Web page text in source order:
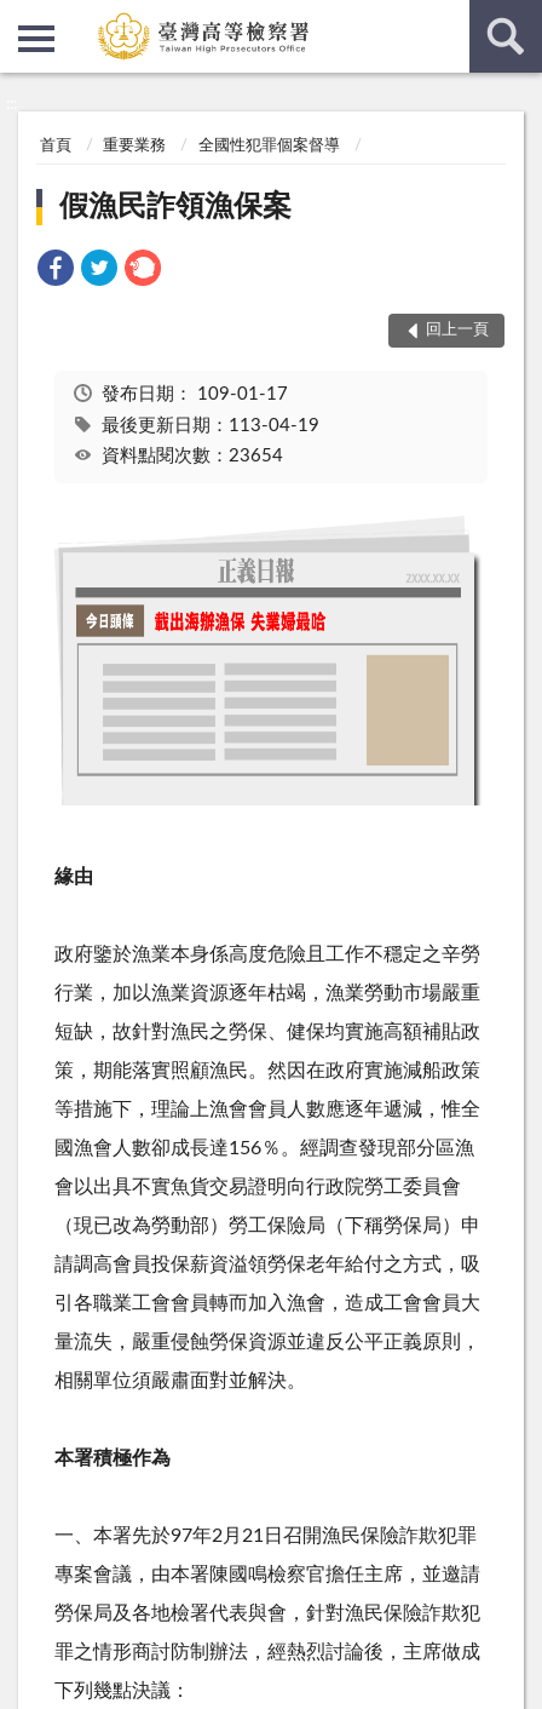
首頁 重要業務 全國性犯罪個案督導
假漁民詐領漁保案
回上一頁
發布日期： 109-01-17
最後更新日期：113-04-19
資料點閱次數：23654
緣由
政府鑒於漁業本身係高度危險且工作不穩定之辛勞
行業，加以漁業資源逐年枯竭，漁業勞動市場嚴重
短缺，故針對漁民之勞保、健保均實施高額補貼政
策，期能落實照顧漁民。然因在政府實施減船政策
等措施下，理論上漁會會員人數應逐年遞減，惟全
國漁會人數卻成長達156％。經調查發現部分區漁
會以出具不實魚貨交易證明向行政院勞工委員會
（現已改為勞動部）勞工保險局（下稱勞保局）申
請調高會員投保薪資溢領勞保老年給付之方式，吸
引各職業工會會員轉而加入漁會，造成工會會員大
量流失，嚴重侵蝕勞保資源並違反公平正義原則，
相關單位須嚴肅面對並解決。
本署積極作為
一、本署先於97年2月21日召開漁民保險詐欺犯罪
專案會議，由本署陳國鳴檢察官擔任主席，並邀請
勞保局及各地檢署代表與會，針對漁民保險詐欺犯
罪之情形商討防制辦法，經熱烈討論後，主席做成
下列幾點決議：